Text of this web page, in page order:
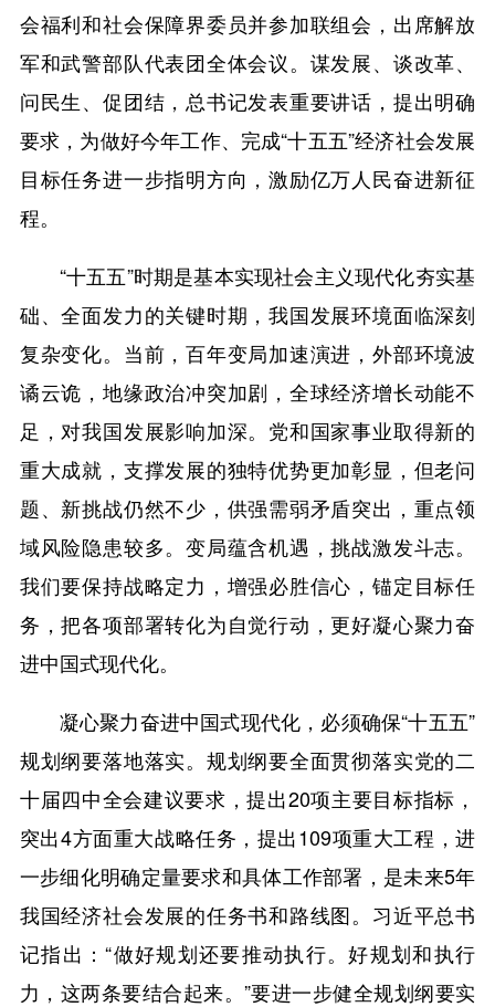
会福利和社会保障界委员并参加联组会，出席解放
军和武警部队代表团全体会议。谋发展、谈改革、
问民生、促团结，总书记发表重要讲话，提出明确
要求，为做好今年工作、完成“十五五”经济社会发展
目标任务进一步指明方向，激励亿万人民奋进新征
程。
“十五五”时期是基本实现社会主义现代化夯实基
础、全面发力的关键时期，我国发展环境面临深刻
复杂变化。当前，百年变局加速演进，外部环境波
谲云诡，地缘政治冲突加剧，全球经济增长动能不
足，对我国发展影响加深。党和国家事业取得新的
重大成就，支撑发展的独特优势更加彰显，但老问
题、新挑战仍然不少，供强需弱矛盾突出，重点领
域风险隐患较多。变局蕴含机遇，挑战激发斗志。
我们要保持战略定力，增强必胜信心，锚定目标任
务，把各项部署转化为自觉行动，更好凝心聚力奋
进中国式现代化。
凝心聚力奋进中国式现代化，必须确保“十五五”
规划纲要落地落实。规划纲要全面贯彻落实党的二
十届四中全会建议要求，提出20项主要目标指标，
突出4方面重大战略任务，提出109项重大工程，进
一步细化明确定量要求和具体工作部署，是未来5年
我国经济社会发展的任务书和路线图。习近平总书
记指出：“做好规划还要推动执行。好规划和执行
力，这两条要结合起来。”要进一步健全规划纲要实